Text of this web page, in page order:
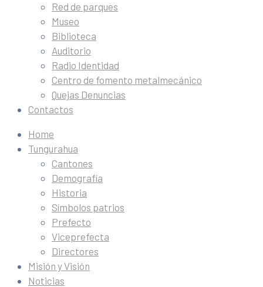
Red de parques
Museo
Biblioteca
Auditorio
Radio Identidad
Centro de fomento metalmecánico
Quejas Denuncias
Contactos
Home
Tungurahua
Cantones
Demografía
Historia
Símbolos patrios
Prefecto
Viceprefecta
Directores
Misión y Visión
Noticias